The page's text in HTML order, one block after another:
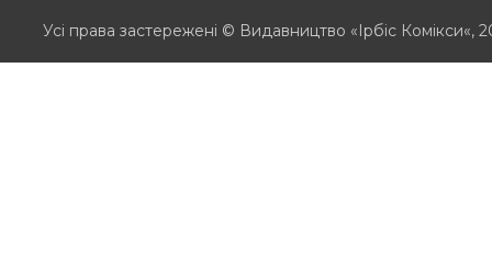
Усі права застережені © Видавництво «Ірбіс Комікси«,